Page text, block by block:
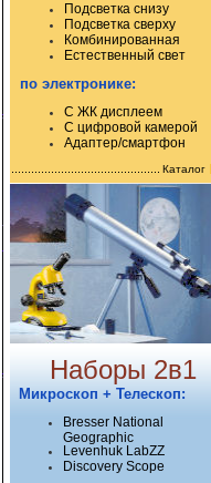
Подсветка снизу
Подсветка сверху
Комбинированная
Естественный свет
по электронике:
С ЖК дисплеем
С цифровой камерой
Адаптер/смартфон
Каталог
Наборы 2в1
Микроскоп + Телескоп:
Bresser National
Geographic
Levenhuk LabZZ
Discovery Scope